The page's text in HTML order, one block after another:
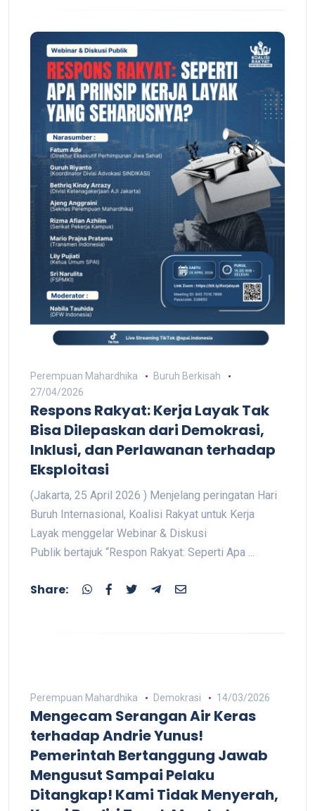
Perempuan Mahardhika
Buruh Berkisah
27/04/2026
Respons Rakyat: Kerja Layak Tak
Bisa Dilepaskan dari Demokrasi,
Inklusi, dan Perlawanan terhadap
Eksploitasi
(Jakarta, 25 April 2026 ) Menjelang peringatan Hari
Buruh Internasional, Koalisi Rakyat untuk Kerja
Layak menggelar Webinar & Diskusi
Publik bertajuk “Respon Rakyat: Seperti Apa ...
Share:
Perempuan Mahardhika Demokrasi 14/03/2026
Mengecam Serangan Air Keras
terhadap Andrie Yunus!
Pemerintah Bertanggung Jawab
Mengusut Sampai Pelaku
Ditangkap! Kami Tidak Menyerah,